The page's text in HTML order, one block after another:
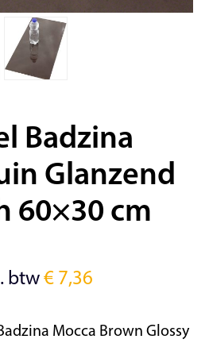
Badzina
Glanzend
60×30 cm
btw€ 7,36
Mocca Brown Glossy